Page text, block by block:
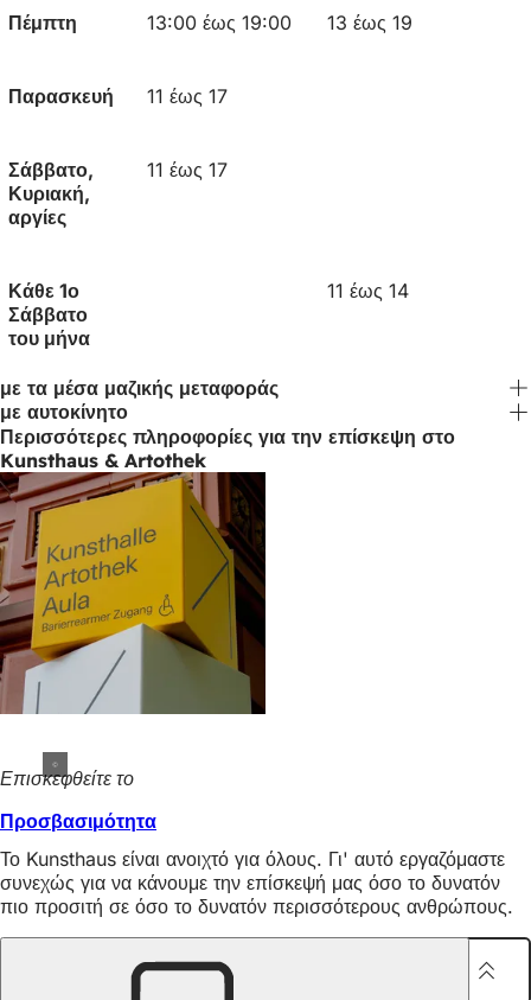
Πέμπτη 13:00 έως 19:00 13 έως 19
Παρασκευή 11 έως 17
Σάββατο,
Κυριακή,
αργίες
11 έως 17
Κάθε 1ο
Σάββατο
του μήνα
11 έως 14
με τα μέσα μαζικής μεταφοράς
με αυτοκίνητο
Περισσότερες πληροφορίες για την επίσκεψη στο
Kunsthaus & Artothek
Επισκεφθείτε το
Προσβασιμότητα
Το Kunsthaus είναι ανοιχτό για όλους. Γι' αυτό εργαζόμαστε
συνεχώς για να κάνουμε την επίσκεψή μας όσο το δυνατόν
πιο προσιτή σε όσο το δυνατόν περισσότερους ανθρώπους.
Μοιραστείτε τη σελίδα